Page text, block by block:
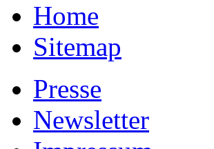
Home
Sitemap
Presse
Newsletter